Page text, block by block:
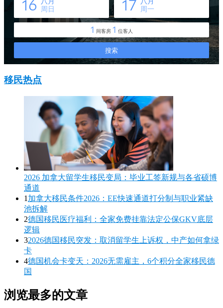
移民热点
2026 加拿大留学生移民变局：毕业工签新规与各省硕博
通道
1 加拿大移民条件2026：EE快速通道打分制与职业紧缺
池拆解
2德国移民医疗福利：全家免费挂靠法定公保GKV底层
逻辑
32026德国移民突发：取消留学生上诉权，中产如何拿绿
卡
4德国机会卡变天：2026无需雇主，6个积分全家移民德
国
浏览最多的文章